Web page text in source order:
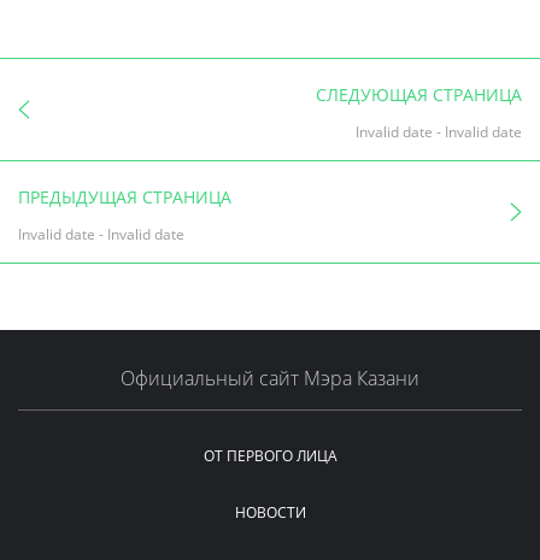
СЛЕДУЮЩАЯ СТРАНИЦА
Invalid date - Invalid date
ПРЕДЫДУЩАЯ СТРАНИЦА
Invalid date - Invalid date
Официальный сайт Мэра Казани
ОТ ПЕРВОГО ЛИЦА
НОВОСТИ